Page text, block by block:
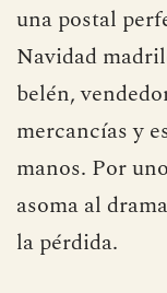
una postal
Navidad
belén,
mercancías y
manos. Por
asoma al
la pérdida.